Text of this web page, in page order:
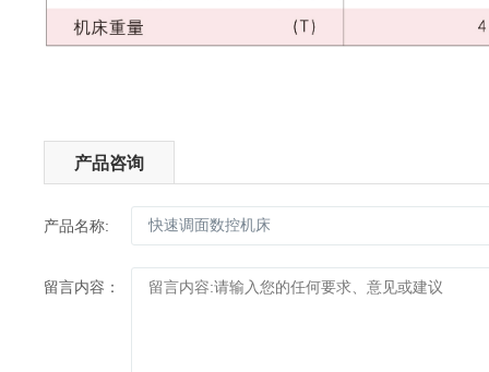
产品咨询
产品名称:
留言内容：